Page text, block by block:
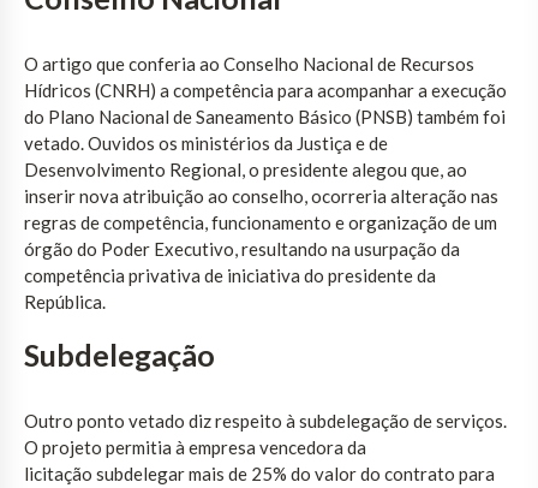
O artigo que conferia ao Conselho Nacional de Recursos
Hídricos (CNRH) a competência para acompanhar a execução
do Plano Nacional de Saneamento Básico (PNSB) também foi
vetado. Ouvidos os ministérios da Justiça e de
Desenvolvimento Regional, o presidente alegou que, ao
inserir nova atribuição ao conselho, ocorreria alteração nas
regras de competência, funcionamento e organização de um
órgão do Poder Executivo, resultando na usurpação da
competência privativa de iniciativa do presidente da
República.
Subdelegação
Outro ponto vetado diz respeito à subdelegação de serviços.
O projeto permitia à empresa vencedora da
licitação subdelegar mais de 25% do valor do contrato para